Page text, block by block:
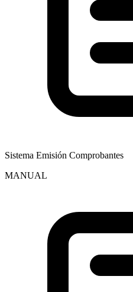
Sistema Emisión Comprobantes
MANUAL